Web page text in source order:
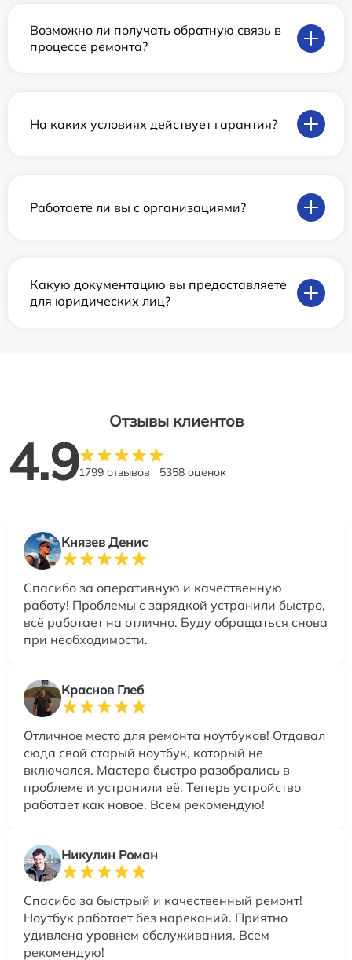
Возможно ли получать обратную связь в
процессе ремонта?
На каких условиях действует гарантия?
Работаете ли вы с организациями?
Какую документацию вы предоставляете
для юридических лиц?
Отзывы клиентов
4.91799 отзывов 5358 оценок
Князев Денис
Спасибо за оперативную и качественную
работу! Проблемы с зарядкой устранили быстро,
всё работает на отлично. Буду обращаться снова
при необходимости.
Краснов Глеб
Отличное место для ремонта ноутбуков! Отдавал
сюда свой старый ноутбук, который не
включался. Мастера быстро разобрались в
проблеме и устранили её. Теперь устройство
работает как новое. Всем рекомендую!
Никулин Роман
Спасибо за быстрый и качественный ремонт!
Ноутбук работает без нареканий. Приятно
удивлена уровнем обслуживания. Всем
рекомендую!